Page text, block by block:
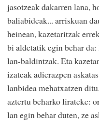
jasotzeak dakarren lana,
baliabideak... arriskuan
heinean, kazetaritzak
bi aldetatik egin behar
lan-baldintzak. Eta
izateak adierazpen
lanbidea mehatxatzen
aztertu beharko lirateke:
lan egin behar duten, ze